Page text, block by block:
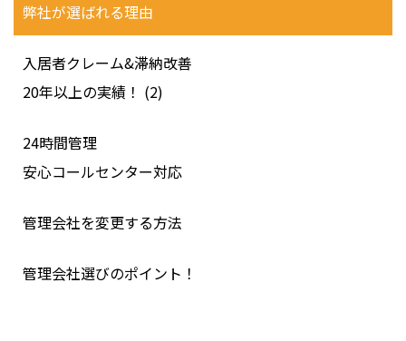
弊社が選ばれる理由
入居者クレーム&滞納改善
20年以上の実績！ (2)
24時間管理
安心コールセンター対応
管理会社を変更する方法
管理会社選びのポイント！